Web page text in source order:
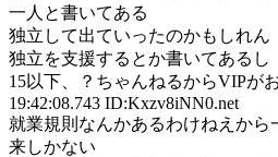
一人と書いてある
独立して出ていったのかもしれん
独立を支援するとか書いてあるし
15以下、？ちゃんねるからVIPが
19:42:08.743 ID:Kxzv8iNN0.net
就業規則なんかあるわけねえか
来しかない